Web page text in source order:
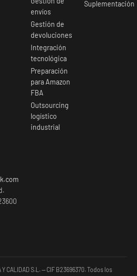
envíos
Gestión de
devoluciones
Integración
tecnológica
Preparación
para Amazon
FBA
Outsourcing
logístico
industrial
Suplementación
CALIDAD S.L. — CIF B23696370. Todos los